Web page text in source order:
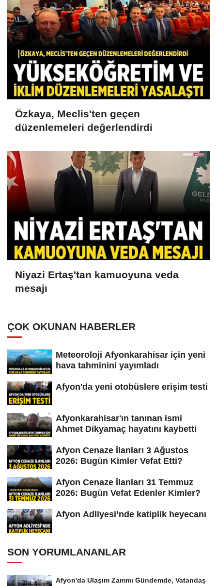
Özkaya, Meclis'ten geçen
düzenlemeleri değerlendirdi
Niyazi Ertaş'tan kamuoyuna veda
mesajı
ÇOK OKUNAN HABERLER
Meteoroloji Afyonkarahisar için yeni
hava tahminini yayımladı
Afyon'da yeni otobüslere erişim testi
Afyonkarahisar'ın tanınan ismi
Ahmet Dikyamaç hayatını kaybetti
Afyon Cenaze İlanları 3 Ağustos
2026: Bugün Kimler Vefat Etti?
Afyon Cenaze İlanları 31 Temmuz
2026: Bugün Vefat Edenler Kimler?
Afyon Adliyesi’nde katiplik heyecanı
SON YORUMLANANLAR
Afyon'da Ulaşım Zammı Gündemde, Vatandaş